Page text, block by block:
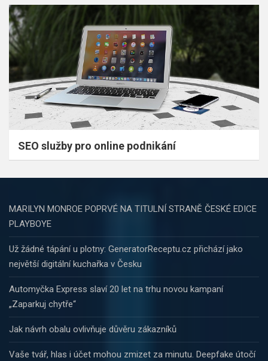
SEO služby pro online podnikání
MARILYN MONROE POPRVÉ NA TITULNÍ STRANĚ ČESKÉ EDICE
PLAYBOYE
Už žádné tápání u plotny: GeneratorReceptu.cz přichází jako
největší digitální kuchařka v Česku
Automyčka Express slaví 20 let na trhu novou kampaní
„Zaparkuj chytře“
Jak návrh obalu ovlivňuje důvěru zákazníků
Vaše tvář, hlas i účet mohou zmizet za minutu. Deepfake útočí